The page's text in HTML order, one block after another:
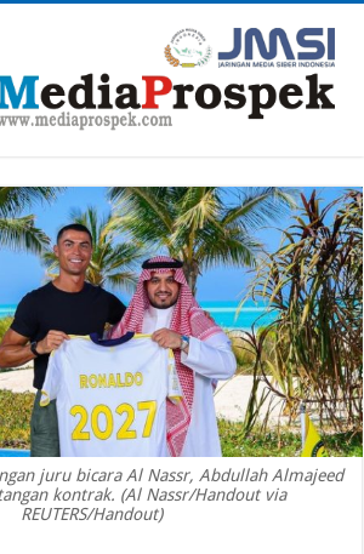
juru bicara Al Nassr, Abdullah Almajeed
kontrak. (Al Nassr/Handout via
REUTERS/Handout)